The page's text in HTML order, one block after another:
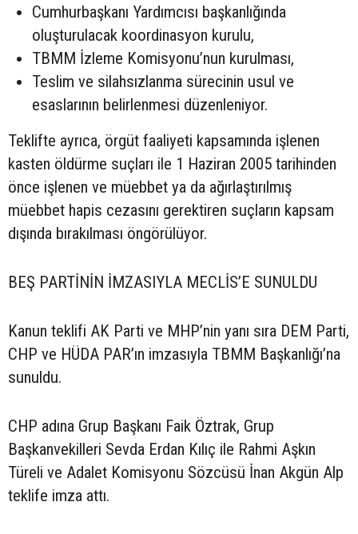
Cumhurbaşkanı Yardımcısı başkanlığında
oluşturulacak koordinasyon kurulu,
TBMM İzleme Komisyonu’nun kurulması,
Teslim ve silahsızlanma sürecinin usul ve
esaslarının belirlenmesi düzenleniyor.
Teklifte ayrıca, örgüt faaliyeti kapsamında işlenen
kasten öldürme suçları ile 1 Haziran 2005 tarihinden
önce işlenen ve müebbet ya da ağırlaştırılmış
müebbet hapis cezasını gerektiren suçların kapsam
dışında bırakılması öngörülüyor.
BEŞ PARTİNİN İMZASIYLA MECLİS’E SUNULDU
Kanun teklifi AK Parti ve MHP’nin yanı sıra DEM Parti,
CHP ve HÜDA PAR’ın imzasıyla TBMM Başkanlığı’na
sunuldu.
CHP adına Grup Başkanı Faik Öztrak, Grup
Başkanvekilleri Sevda Erdan Kılıç ile Rahmi Aşkın
Türeli ve Adalet Komisyonu Sözcüsü İnan Akgün Alp
teklife imza attı.